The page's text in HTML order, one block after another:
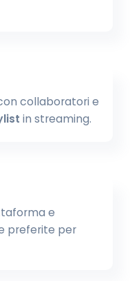
collaboratori e
in streaming.
e
preferite per